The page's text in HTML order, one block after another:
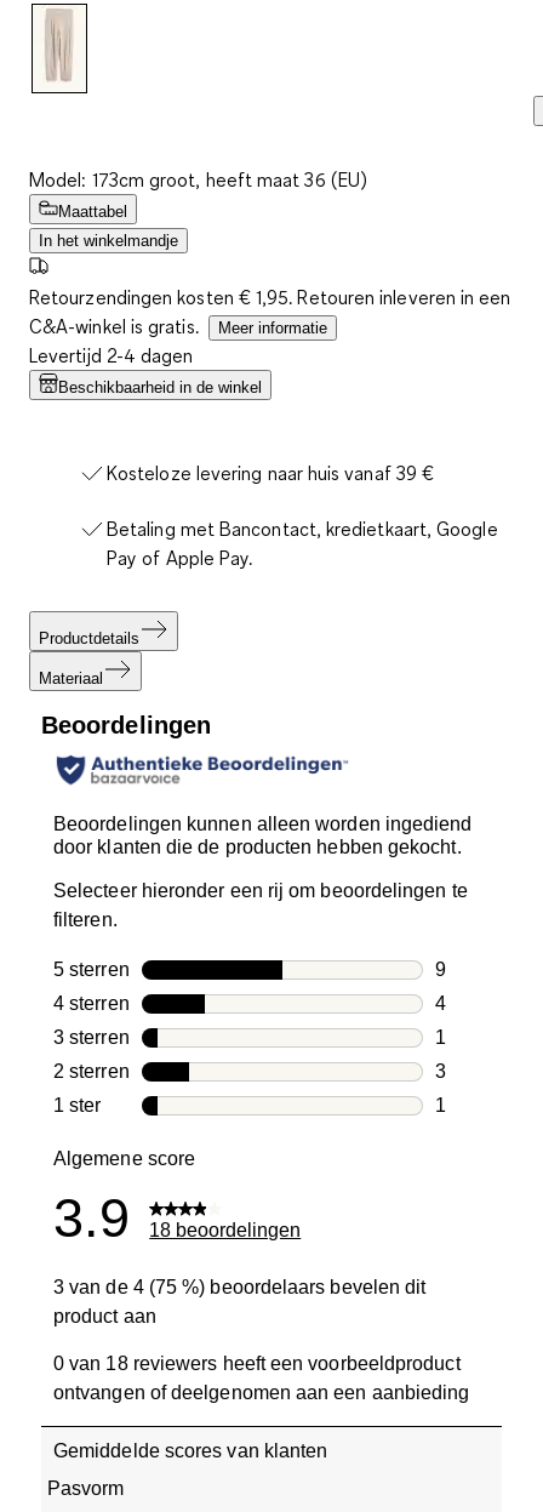
Model: 173cm groot, heeft maat 36 (EU)
Maattabel
In het winkelmandje
Retourzendingen kosten € 1,95. Retouren inleveren in een
C&A-winkel is gratis.
Meer informatie
Levertijd 2-4 dagen
Beschikbaarheid in de winkel
Kosteloze levering naar huis vanaf 39 €
Betaling met Bancontact, kredietkaart, Google
Pay of Apple Pay.
Productdetails
Materiaal
Beoordelingen
Beoordelingen kunnen alleen worden ingediend
door klanten die de producten hebben gekocht.
Selecteer hieronder een rij om beoordelingen te
filteren.
5 sterren sterren
9
9
4 sterren sterren
4
4
3 sterren sterren
1
1
2 sterren sterren
3
3
1 ster sterren
1
Algemene score
3.9 18 beoordelingen
3 van de 4 (75 %) beoordelaars bevelen dit
product aan
0 van 18 reviewers heeft een voorbeeldproduct
ontvangen of deelgenomen aan een aanbieding
Gemiddelde scores van klanten
Pasvorm